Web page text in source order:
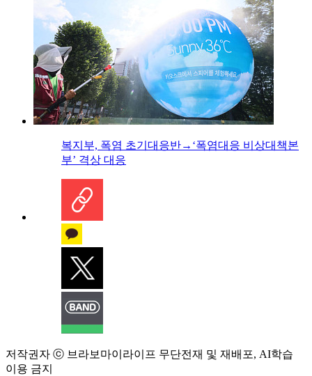
복지부, 폭염 초기대응반→‘폭염대응 비상대책본
부’ 격상 대응
저작권자 ⓒ 브라보마이라이프 무단전재 및 재배포, AI학습
이용 금지